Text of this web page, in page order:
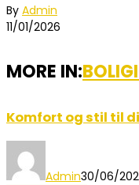
By Admin
11/01/2026
MORE IN:
Komfort og stil til
Admin30/06/